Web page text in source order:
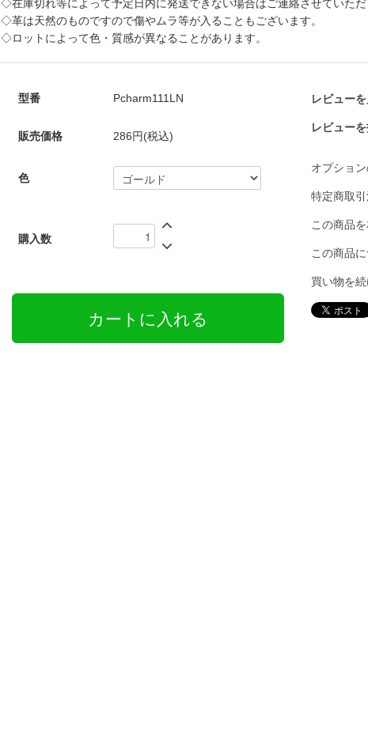
◇在庫切れ等によって予定日内に発送できない場合はご連絡させていた
◇革は天然のものですので傷やムラ等が入ることもございます。
◇ロットによって色・質感が異なることがあります。
型番 Pcharm111LN
販売価格 286円(税込)
色
購入数
レビュー
レビュー
オプショ
特定商取
この商品
この商品
買い物を